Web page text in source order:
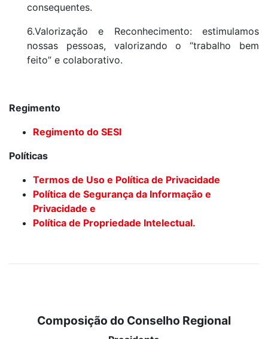
consequentes.
6.Valorização e Reconhecimento: estimulamos
nossas pessoas, valorizando o “trabalho bem
feito” e colaborativo.
Regimento
Regimento do SESI
Políticas
Termos de Uso e Política de Privacidade
Política de Segurança da Informação e
Privacidade e
Política de Propriedade Intelectual.
Composição do Conselho Regional